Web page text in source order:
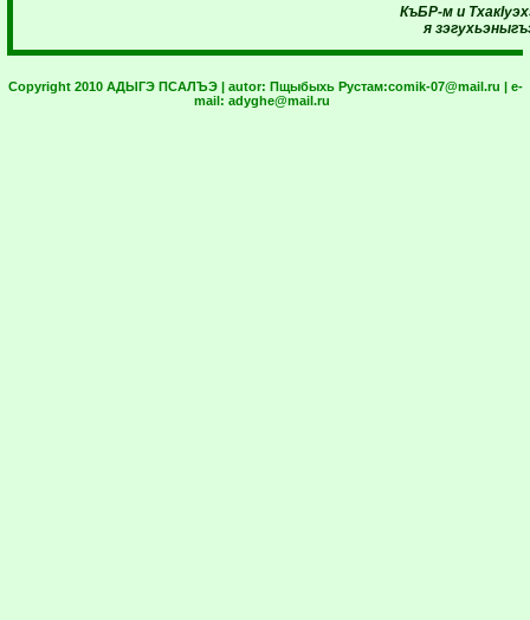
КъБР-м и
я
Copyright 2010 АДЫГЭ ПСАЛЪЭ | autor: Пщыбыхь Рустам:comik-07@mail.ru | e-
mail: adyghe@mail.ru